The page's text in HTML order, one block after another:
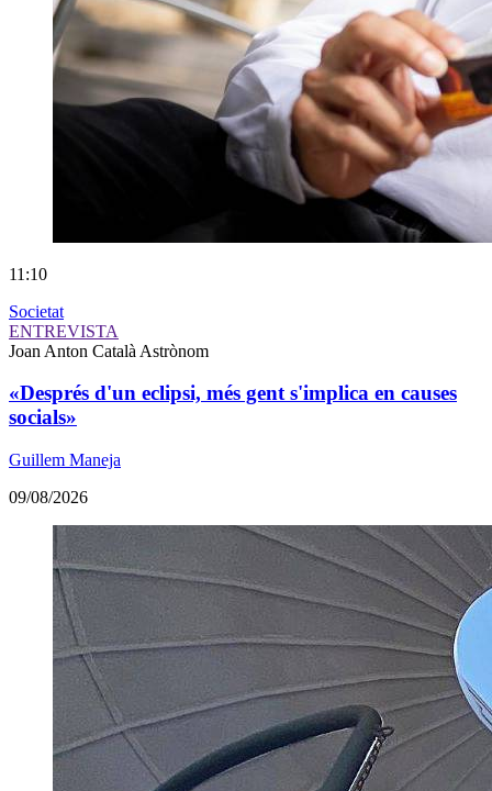
11:10
Societat
ENTREVISTA
Joan Anton Català Astrònom
«Després d'un eclipsi, més gent s'implica en causes
socials»
Guillem Maneja
09/08/2026